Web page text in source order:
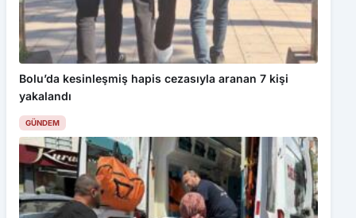
Bolu’da kesinleşmiş hapis cezasıyla aranan 7 kişi
yakalandı
GÜNDEM